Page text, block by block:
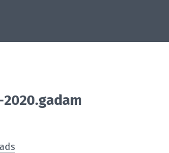
2020.gadam